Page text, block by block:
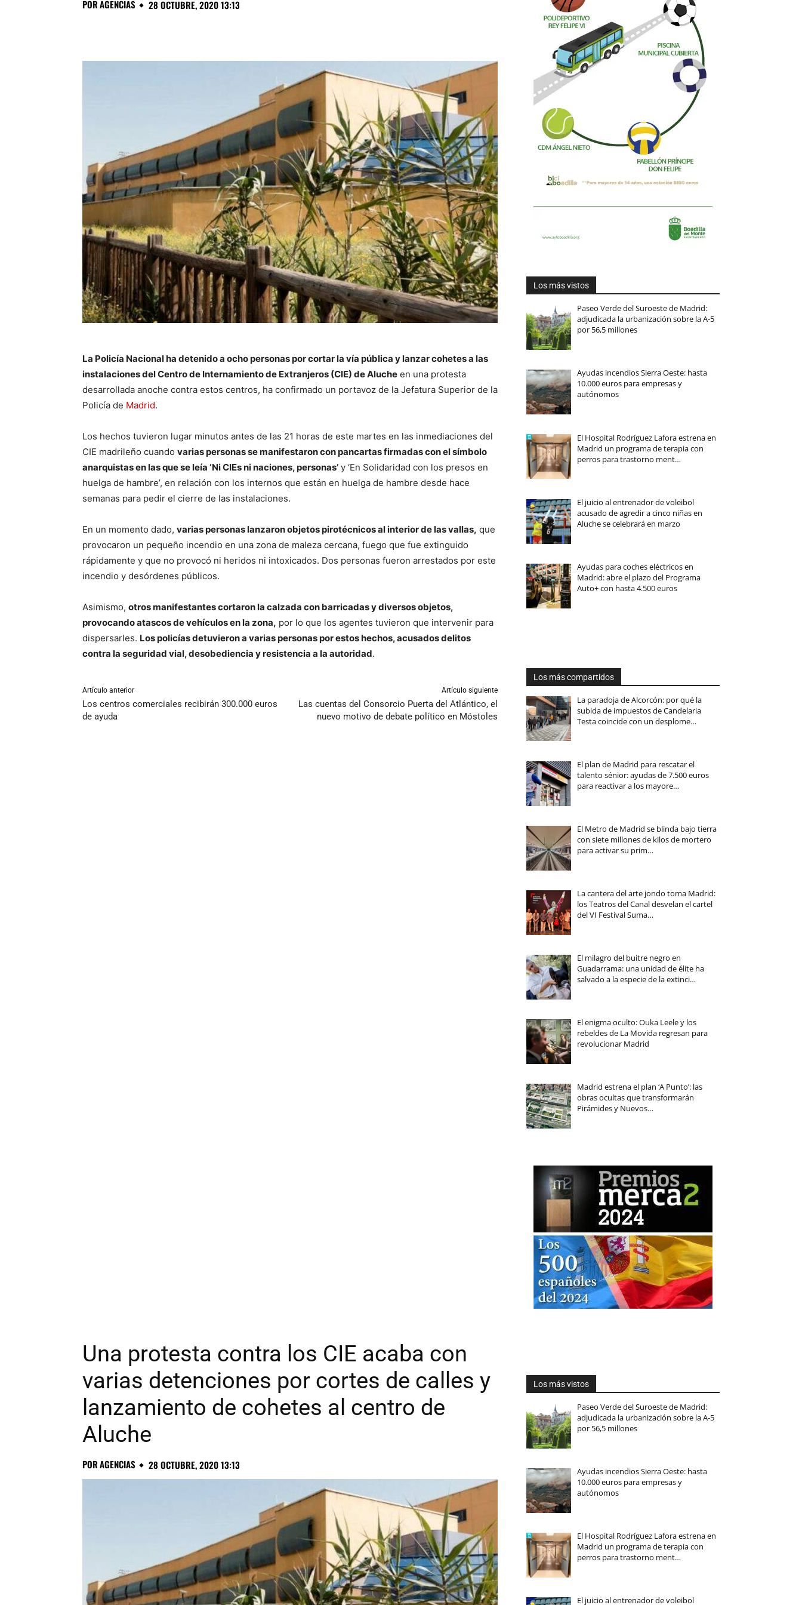
PORAGENCIAS 28 OCTUBRE, 2020 13:13
La Policía Nacional ha detenido a ocho personas por cortar la vía pública y lanzar cohetes a las
instalaciones del Centro de Internamiento de Extranjeros (CIE) de Aluche en una protesta
desarrollada anoche contra estos centros, ha confirmado un portavoz de la Jefatura Superior de la
Policía de Madrid.
Los hechos tuvieron lugar minutos antes de las 21 horas de este martes en las inmediaciones del
CIE madrileño cuando varias personas se manifestaron con pancartas firmadas con el símbolo
anarquistas en las que se leía ‘Ni CIEs ni naciones, personas’ y ‘En Solidaridad con los presos en
huelga de hambre’, en relación con los internos que están en huelga de hambre desde hace
semanas para pedir el cierre de las instalaciones.
En un momento dado, varias personas lanzaron objetos pirotécnicos al interior de las vallas, que
provocaron un pequeño incendio en una zona de maleza cercana, fuego que fue extinguido
rápidamente y que no provocó ni heridos ni intoxicados. Dos personas fueron arrestados por este
incendio y desórdenes públicos.
Asimismo, otros manifestantes cortaron la calzada con barricadas y diversos objetos,
provocando atascos de vehículos en la zona, por lo que los agentes tuvieron que intervenir para
dispersarles. Los policías detuvieron a varias personas por estos hechos, acusados delitos
contra la seguridad vial, desobediencia y resistencia a la autoridad.
Artículo anterior
Los centros comerciales recibirán 300.000 euros
de ayuda
Artículo siguiente
Las cuentas del Consorcio Puerta del Atlántico, el
nuevo motivo de debate político en Móstoles
Los más vistos
Paseo Verde del Suroeste de Madrid:
adjudicada la urbanización sobre la A-5
por 56,5 millones
Ayudas incendios Sierra Oeste: hasta
10.000 euros para empresas y
autónomos
El Hospital Rodríguez Lafora estrena en
Madrid un programa de terapia con
perros para trastorno ment…
El juicio al entrenador de voleibol
acusado de agredir a cinco niñas en
Aluche se celebrará en marzo
Ayudas para coches eléctricos en
Madrid: abre el plazo del Programa
Auto+ con hasta 4.500 euros
Los más compartidos
La paradoja de Alcorcón: por qué la
subida de impuestos de Candelaria
Testa coincide con un desplome…
El plan de Madrid para rescatar el
talento sénior: ayudas de 7.500 euros
para reactivar a los mayore…
El Metro de Madrid se blinda bajo tierra
con siete millones de kilos de mortero
para activar su prim…
La cantera del arte jondo toma Madrid:
los Teatros del Canal desvelan el cartel
del VI Festival Suma…
El milagro del buitre negro en
Guadarrama: una unidad de élite ha
salvado a la especie de la extinci…
El enigma oculto: Ouka Leele y los
rebeldes de La Movida regresan para
revolucionar Madrid
Madrid estrena el plan ‘A Punto’: las
obras ocultas que transformarán
Pirámides y Nuevos…
Una protesta contra los CIE acaba con
varias detenciones por cortes de calles y
lanzamiento de cohetes al centro de
Aluche
PORAGENCIAS 28 OCTUBRE, 2020 13:13
Los más vistos
Paseo Verde del Suroeste de Madrid:
adjudicada la urbanización sobre la A-5
por 56,5 millones
Ayudas incendios Sierra Oeste: hasta
10.000 euros para empresas y
autónomos
El Hospital Rodríguez Lafora estrena en
Madrid un programa de terapia con
perros para trastorno ment…
El juicio al entrenador de voleibol